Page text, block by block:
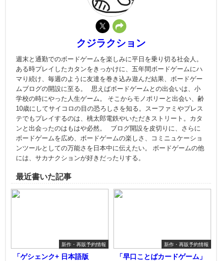
クジラクション
週末と通勤でのボードゲームを楽しみに平日を乗り切る社会人。
ある時プレイしたカタンをきっかけに、五年間ボードゲームにハ
マり続け、毎週のように友達を巻き込み遊んだ結果、ボードゲー
ムブログの開設に至る。 思えばボードゲームとの出会いは、小
学校の時にやった人生ゲーム。 そこからモノポリーと出会い、齢
10歳にしてサイコロの目の恐ろしさを知る。スーファミやプレス
テでもプレイするのは、桃太郎電鉄やいただきストリート。カタ
ンと出会ったのはもはや必然。 ブログ開設を皮切りに、さらに
ボードゲームを広め、ボードゲームの楽しさ、コミニュケーショ
ンツールとしての万能さを日本中に伝えたい。 ボードゲームの他
には、サカナクションが好きだったりする。
最近書いた記事
新作・再販予約情報
「ゲシェンク+ 日本語版
新作・再販予約情報
「早口ことばカードゲーム」